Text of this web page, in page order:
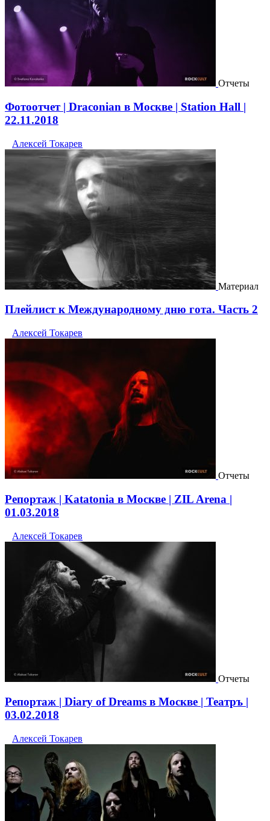
Отчеты
Фотоотчет | Draconian в Москве | Station Hall |
22.11.2018
Алексей Токарев
Материал
Плейлист к Международному дню гота. Часть 2
Алексей Токарев
Отчеты
Репортаж | Katatonia в Москве | ZIL Arena |
01.03.2018
Алексей Токарев
Отчеты
Репортаж | Diary of Dreams в Москве | Театръ |
03.02.2018
Алексей Токарев